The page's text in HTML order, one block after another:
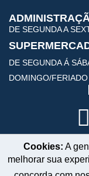
DE SEGUNDA A
DE SEGUNDA Á
DOMINGO/
Cookies: A
melhorar sua